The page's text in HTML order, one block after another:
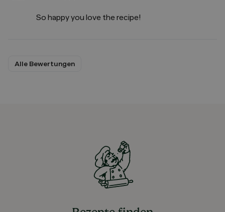
So happy you love the recipe!
Alle Bewertungen